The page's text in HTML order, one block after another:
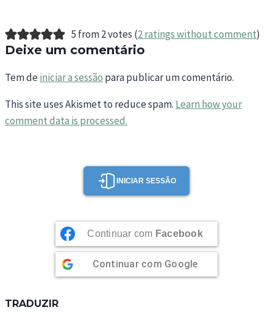
5 from 2 votes (2 ratings without comment)
Deixe um comentário
Tem deiniciar a sessão para publicar um comentário.
This site uses Akismet to reduce spam. Learn how your
comment data is processed.
INICIAR SESSÃO
Continuar com Facebook
Continuar com Google
TRADUZIR